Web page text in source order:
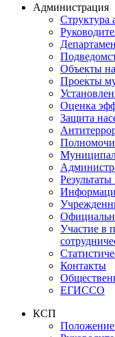
Администрация
Структура
Объекты
Проекты
Оценка
Защита
Участие в
Контакты
ЕГИССО
КСП